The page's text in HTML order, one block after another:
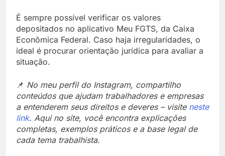
É sempre possível verificar os valores
depositados no aplicativo Meu FGTS, da Caixa
Econômica Federal. Caso haja irregularidades, o
ideal é procurar orientação jurídica para avaliar a
situação.
📌 No meu perfil do Instagram, compartilho
conteúdos que ajudam trabalhadores e empresas
a entenderem seus direitos e deveres – visite neste
link. Aqui no site, você encontra explicações
completas, exemplos práticos e a base legal de
cada tema trabalhista.